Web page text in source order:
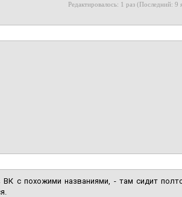
Редактировалось: 1 раз (Последний: 9
с похожими названиями, - там сидит